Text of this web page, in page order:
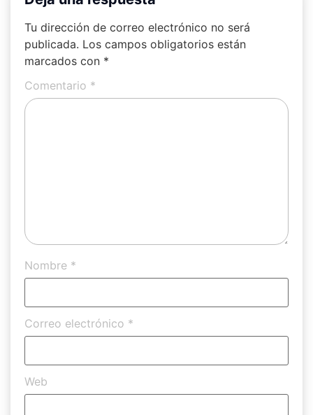
Tu dirección de correo electrónico no será
publicada. Los campos obligatorios están
marcados con *
Comentario *
Nombre *
Correo electrónico *
Web